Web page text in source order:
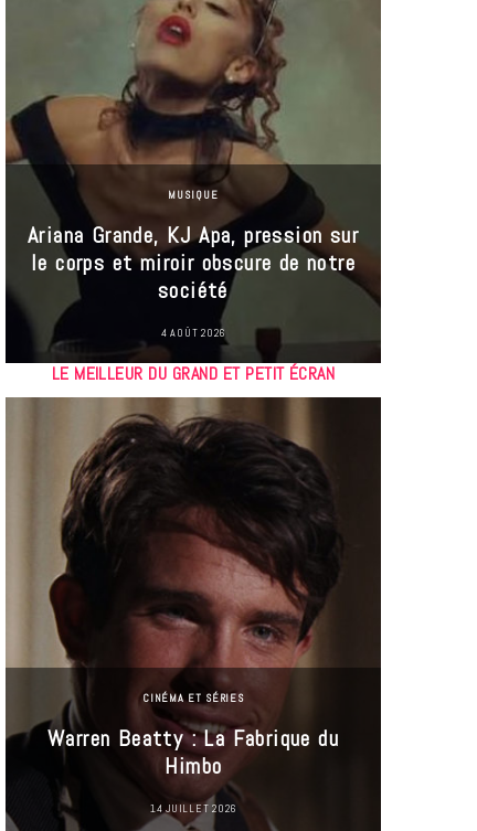
MUSIQUE
Ariana Grande, KJ Apa, pression sur
le corps et miroir obscure de notre
société
4 AOÛT 2026
LE MEILLEUR DU GRAND ET PETIT ÉCRAN
CINÉMA ET SÉRIES
Warren Beatty : La Fabrique du
Himbo
14 JUILLET 2026